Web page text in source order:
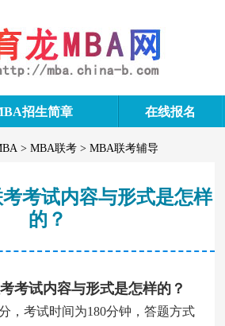
招生简章 在线报名
>MBA联考 >MBA联考辅导
考试内容与形式是怎样
的？
考试内容与形式是怎样的？
考试时间为180分钟，答题方式